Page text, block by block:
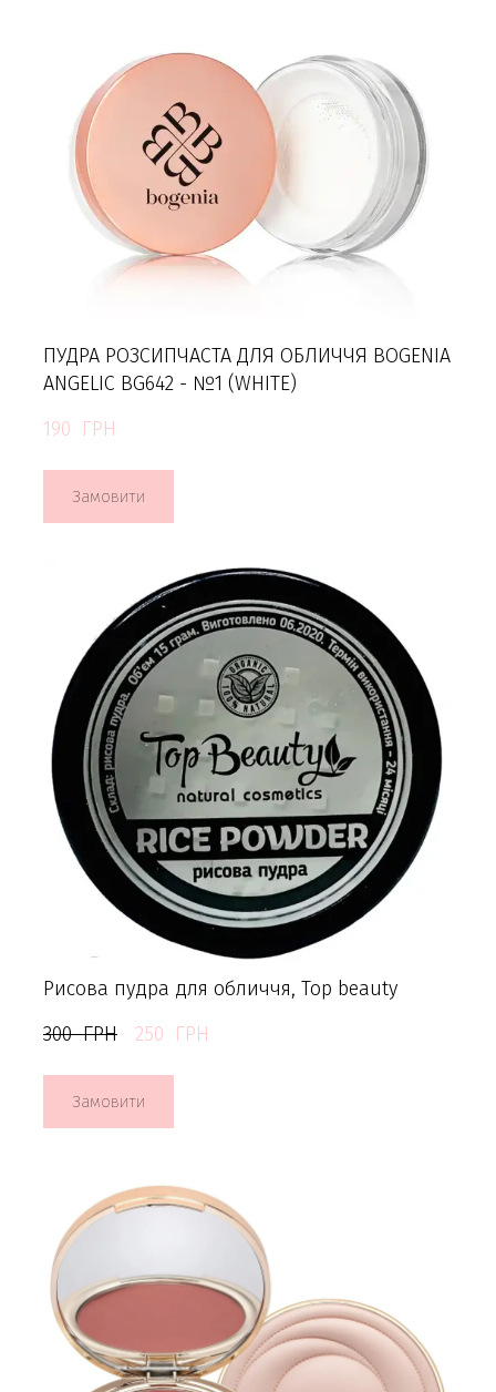
ПУДРА РОЗСИПЧАСТА ДЛЯ ОБЛИЧЧЯ BOGENIA
ANGELIC BG642 - №1 (WHITE)
190  ГРН
Замовити
Рисова пудра для обличчя, Top beauty
300  ГРН
250  ГРН
Замовити